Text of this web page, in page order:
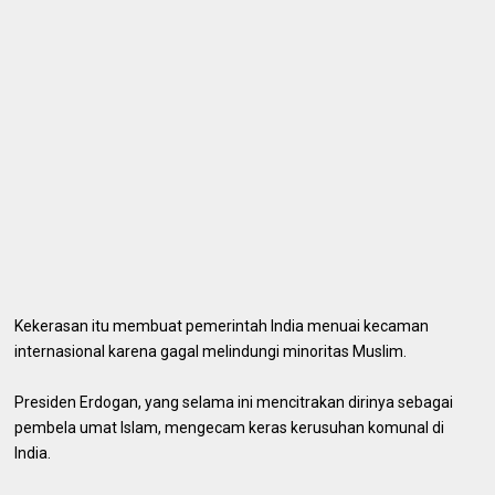
Kekerasan itu membuat pemerintah India menuai kecaman
internasional karena gagal melindungi minoritas Muslim.
Presiden Erdogan, yang selama ini mencitrakan dirinya sebagai
pembela umat Islam, mengecam keras kerusuhan komunal di
India.